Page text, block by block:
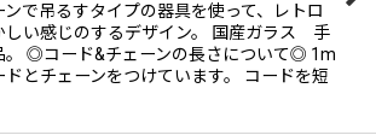
ンで吊るすタイプの器具を使って、レトロ
しい感じのするデザイン。 国産ガラス 手
。 ◎コード&チェーンの長さについて◎ 1m
ドとチェーンをつけています。 コードを短